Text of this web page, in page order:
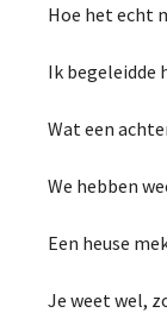
Hoe het echt
Ik begeleidde
Wat een
We hebben
Een heuse
Je weet wel,